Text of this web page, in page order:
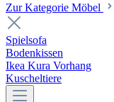
Zur Kategorie Möbel
Spielsofa
Bodenkissen
Ikea Kura Vorhang
Kuscheltiere